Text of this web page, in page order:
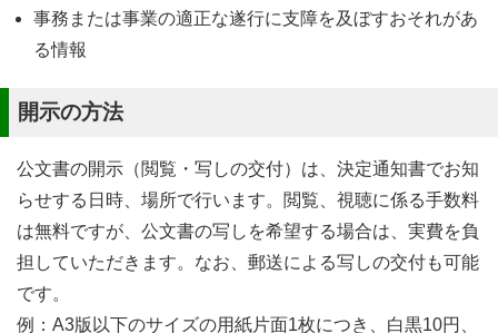
事務または事業の適正な遂行に支障を及ぼすおそれがあ
る情報
開示の方法
公文書の開示（閲覧・写しの交付）は、決定通知書でお知
らせする日時、場所で行います。閲覧、視聴に係る手数料
は無料ですが、公文書の写しを希望する場合は、実費を負
担していただきます。なお、郵送による写しの交付も可能
です。
例：A3版以下のサイズの用紙片面1枚につき、白黒10円、